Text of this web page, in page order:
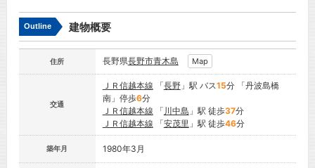
Outline 建物概要
住所 長野県長野市青木島 Map
交通
ＪＲ信越本線 「長野」駅 バス15分 「丹波島橋
南」停歩6分
ＪＲ信越本線 「 川中島 」駅 徒歩37分
ＪＲ信越本線 「安茂里 」駅 徒歩46分
築年月 1980年3月